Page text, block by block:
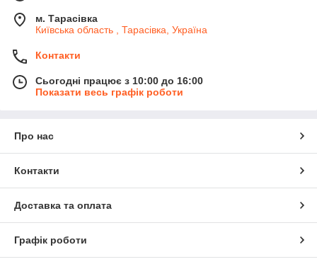
м. Тарасівка
Київська область , Тарасівка, Україна
Контакти
Сьогодні працює з 10:00 до 16:00
Показати весь графік роботи
Про нас
Контакти
Доставка та оплата
Графік роботи